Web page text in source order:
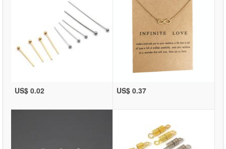
US$ 0.02 US$ 0.37